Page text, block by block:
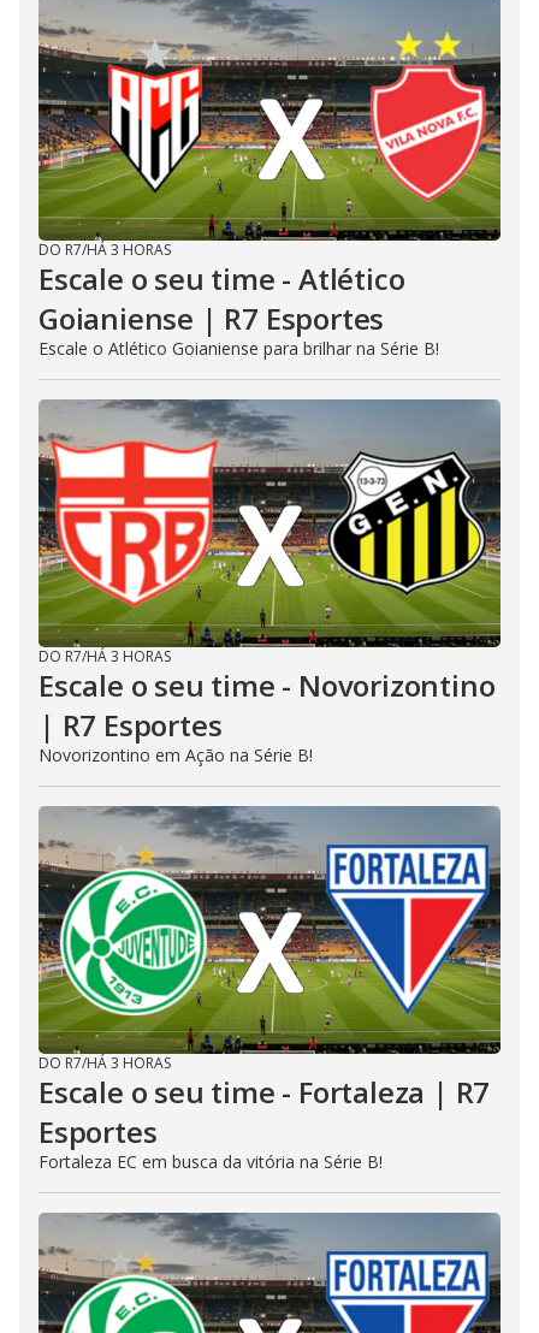
DO R7/HÁ 3 HORAS
Escale o seu time - Atlético
Goianiense | R7 Esportes
Escale o Atlético Goianiense para brilhar na Série B!
DO R7/HÁ 3 HORAS
Escale o seu time - Novorizontino
| R7 Esportes
Novorizontino em Ação na Série B!
DO R7/HÁ 3 HORAS
Escale o seu time - Fortaleza | R7
Esportes
Fortaleza EC em busca da vitória na Série B!